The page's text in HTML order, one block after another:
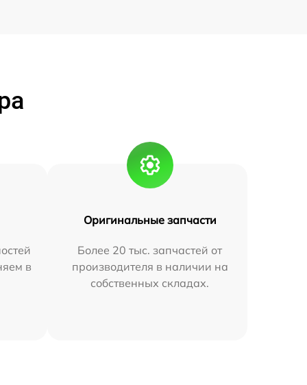
в
Оригинальные запчасти
Более 20 тыс. запчастей от
производителя в наличии на
собственных складах.